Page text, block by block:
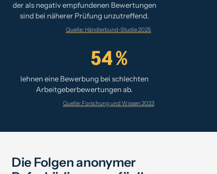
der als negativ empfundenen Bewertungen
sind bei näherer Prüfung unzutreffend.
Quelle: Händlerbund-Studie 2025
54 %
lehnen eine Bewerbung bei schlechten
Arbeitgeberbewertungen ab.
Quelle: Forschung und Wissen 2023
Die Folgen anonymer